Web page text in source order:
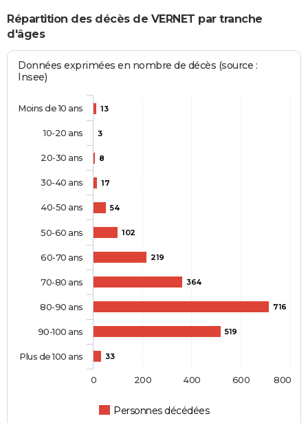
Répartition des décès de VERNET par tranche
d'âges
Données exprimées en nombre de décès (source :
Insee)
13
3
8
17
54
102
219
364
716
519
33
Personnes décédées
Moins de 10 ans
10-20 ans
20-30 ans
30-40 ans
40-50 ans
50-60 ans
60-70 ans
70-80 ans
80-90 ans
90-100 ans
Plus de 100 ans
0 200 400 600 800